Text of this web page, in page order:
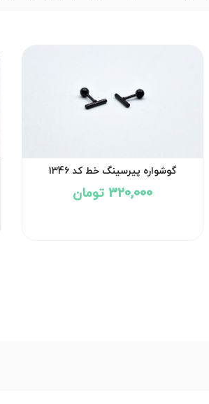
گوشواره پیرسینگ خط کد 1346
320,000 تومان